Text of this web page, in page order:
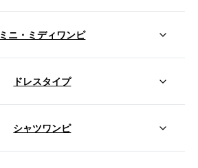
ミニ・ミディワンピ
ドレスタイプ
シャツワンピ